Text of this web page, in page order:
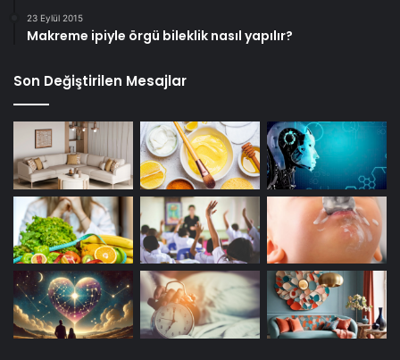
23 Eylül 2015
Makreme ipiyle örgü bileklik nasıl yapılır?
Son Değiştirilen Mesajlar